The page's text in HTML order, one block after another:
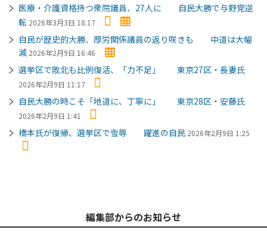
医療・介護資格持つ衆院議員、27人に 自民大勝で与野党逆
転 2026年3月3日 18:17
自民が歴史的大勝、厚労関係議員の返り咲きも 中道は大幅
減 2026年2月9日 16:46
選挙区で敗北も比例復活、「力不足」 東京27区・長妻氏
2026年2月9日 11:17
自民大勝の時こそ「地道に、丁寧に」 東京28区・安藤氏
2026年2月9日 1:41
橋本氏が復帰、選挙区で雪辱 躍進の自民 2026年2月9日 1:25
編集部からのお知らせ